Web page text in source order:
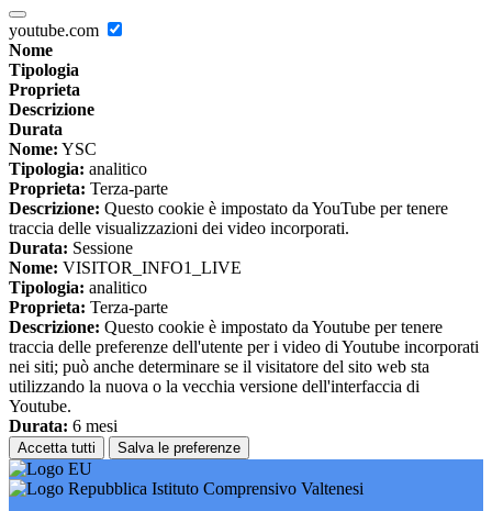
youtube.com
Nome
Tipologia
Proprieta
Descrizione
Durata
Nome: YSC
Tipologia: analitico
Proprieta: Terza-parte
Descrizione: Questo cookie è impostato da YouTube per tenere
traccia delle visualizzazioni dei video incorporati.
Durata: Sessione
Nome: VISITOR_INFO1_LIVE
Tipologia: analitico
Proprieta: Terza-parte
Descrizione: Questo cookie è impostato da Youtube per tenere
traccia delle preferenze dell'utente per i video di Youtube incorporati
nei siti; può anche determinare se il visitatore del sito web sta
utilizzando la nuova o la vecchia versione dell'interfaccia di
Youtube.
Durata: 6 mesi
Accetta tutti Salva le preferenze
Istituto Comprensivo Valtenesi